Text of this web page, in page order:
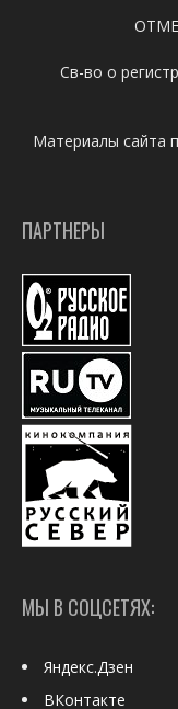
Св-во о
Материалы сайта
ПАРТНЕРЫ
МЫ В СОЦСЕТЯХ:
Яндекс.Дзен
ВКонтакте